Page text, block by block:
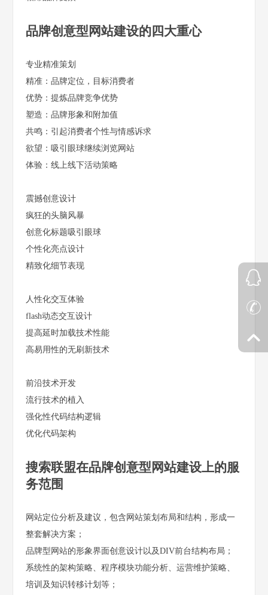
品牌创意型网站建设的四大重心
专业精准策划
精准：品牌定位，目标消费者
优势：提炼品牌竞争优势
塑造：品牌形象和附加值
共鸣：引起消费者个性与情感诉求
欲望：吸引眼球继续浏览网站
体验：线上线下活动策略
震撼创意设计
疯狂的头脑风暴
创意化标题吸引眼球
个性化亮点设计
精致化细节表现
人性化交互体验
flash动态交互设计
提高延时加载技术性能
高易用性的无刷新技术
前沿技术开发
流行技术的植入
强化性代码结构逻辑
优化代码架构
搜索联盟在品牌创意型网站建设上的服
务范围
网站定位分析及建议，包含网站策划布局和结构，形成一
整套解决方案；
品牌型网站的形象界面创意设计以及DIV前台结构布局；
系统性的架构策略、程序模块功能分析、运营维护策略、
培训及知识转移计划等；